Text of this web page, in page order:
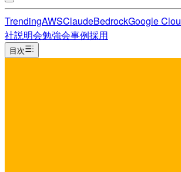
TrendingAWSClaudeBedrockGoogle
社説明会勉強会事例採用
目次